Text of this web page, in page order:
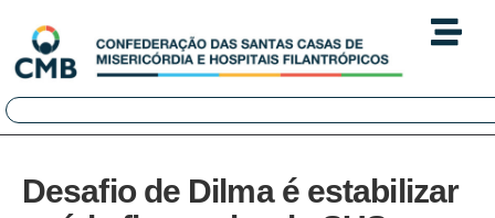
Desafio de Dilma é estabilizar